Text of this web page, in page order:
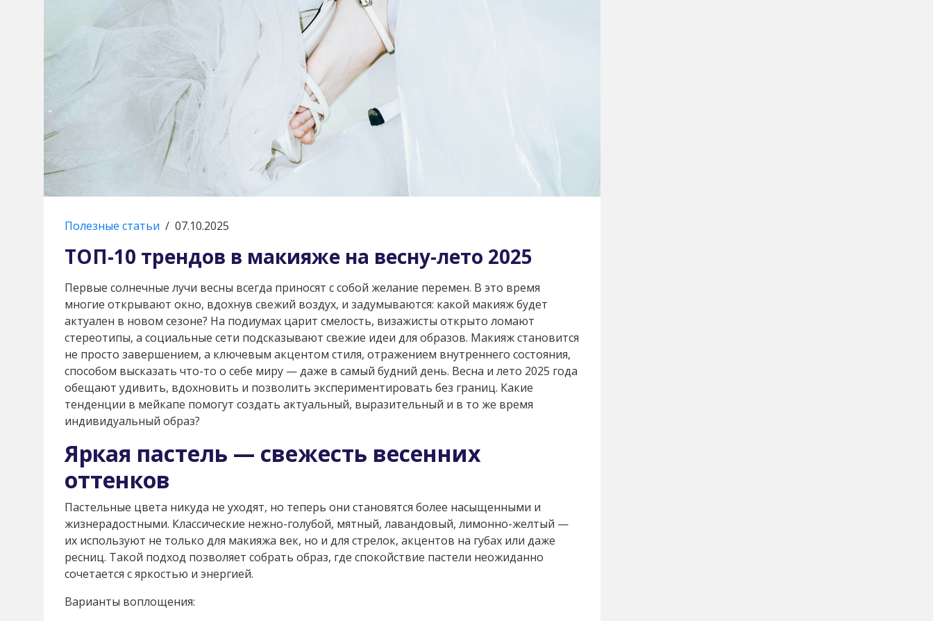
Полезные статьи / 07.10.2025
ТОП-10 трендов в макияже на весну-лето 2025
Первые солнечные лучи весны всегда приносят с собой желание перемен. В это время
многие открывают окно, вдохнув свежий воздух, и задумываются: какой макияж будет
актуален в новом сезоне? На подиумах царит смелость, визажисты открыто ломают
стереотипы, а социальные сети подсказывают свежие идеи для образов. Макияж становится
не просто завершением, а ключевым акцентом стиля, отражением внутреннего состояния,
способом высказать что-то о себе миру — даже в самый будний день. Весна и лето 2025 года
обещают удивить, вдохновить и позволить экспериментировать без границ. Какие
тенденции в мейкапе помогут создать актуальный, выразительный и в то же время
индивидуальный образ?
Яркая пастель — свежесть весенних
оттенков
Пастельные цвета никуда не уходят, но теперь они становятся более насыщенными и
жизнерадостными. Классические нежно-голубой, мятный, лавандовый, лимонно-желтый —
их используют не только для макияжа век, но и для стрелок, акцентов на губах или даже
ресниц. Такой подход позволяет собрать образ, где спокойствие пастели неожиданно
сочетается с яркостью и энергией.
Варианты воплощения: